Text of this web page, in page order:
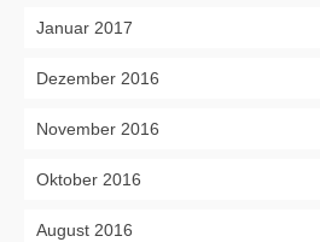
Januar 2017
Dezember 2016
November 2016
Oktober 2016
August 2016